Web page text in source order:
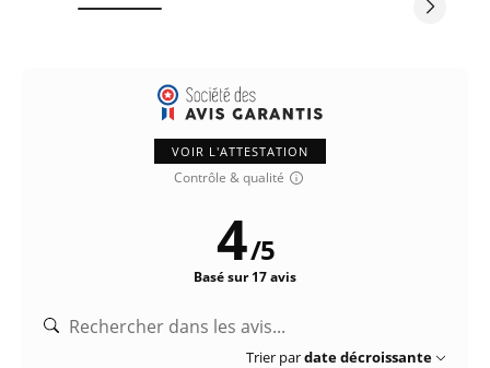
VOIR L'ATTESTATION
Contrôle & qualité
4/5
Basé sur 17 avis
Trier pardate décroissante